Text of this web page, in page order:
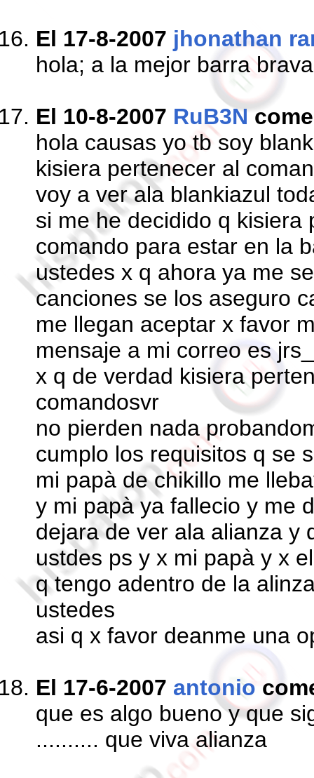
El 17-8-2007 jhonathan
hola; a la mejor barra
El 10-8-2007 RuB3N
hola causas yo tb soy
kisiera pertenecer al
voy a ver ala blankiazul
si me he decidido q kisiera
comando para estar en la
ustedes x q ahora ya me
canciones se los aseguro
me llegan aceptar x favor
mensaje a mi correo es
x q de verdad kisiera
comandosvr
no pierden nada
cumplo los requisitos q se
mi papà de chikillo me
y mi papà ya fallecio y me
dejara de ver ala alianza y
ustdes ps y x mi papà y x
q tengo adentro de la
ustedes
asi q x favor deanme una
El 17-6-2007 antonio
que es algo bueno y que
.......... que viva alianza